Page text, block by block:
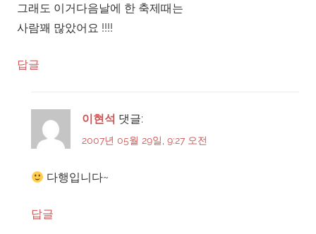
그래도 이거다음날에 한 축제때는
사람꽤 많았어요 !!!!
답글
이현석 댓글:
2007년 05월 29일, 9:27 오전
다행입니다~
답글